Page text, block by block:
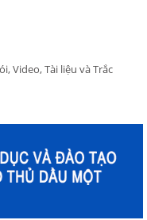
Video, Tài liệu và Trắc